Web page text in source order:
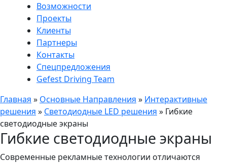
Возможности
Проекты
Клиенты
Партнеры
Контакты
Спецпредложения
Gefest Driving Team
Главная » Основные Направления » Интерактивные
решения » Светодиодные LED решения » Гибкие
светодиодные экраны
Гибкие светодиодные экраны
Современные рекламные технологии отличаются